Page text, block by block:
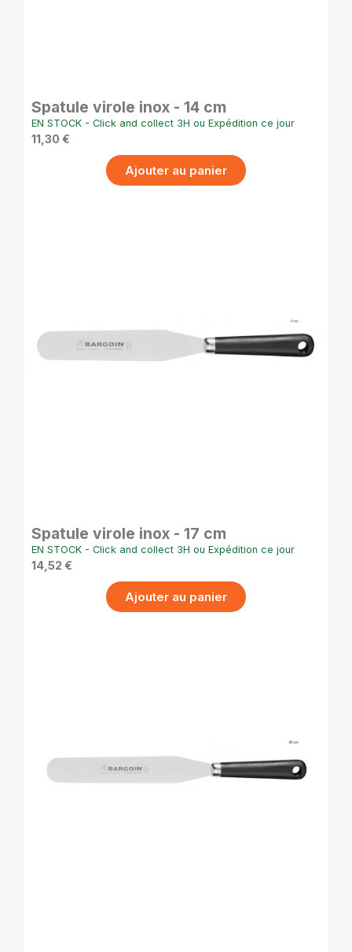
Spatule virole inox - 14 cm
EN STOCK - Click and collect 3H ou Expédition ce jour
11,30 €
Ajouter au panier
Spatule virole inox - 17 cm
EN STOCK - Click and collect 3H ou Expédition ce jour
14,52 €
Ajouter au panier